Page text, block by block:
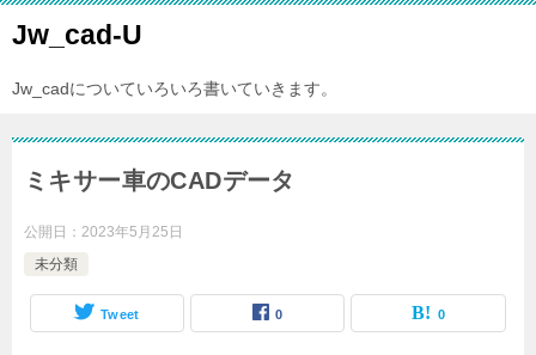
Jw_cad-U
Jw_cadについていろいろ書いていきます。
ミキサー車のCADデータ
公開日： 2023年5月25日
未分類
Tweet 0 0